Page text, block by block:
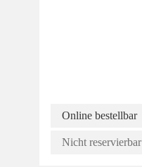
Online bestellbar
Nicht reservierbar